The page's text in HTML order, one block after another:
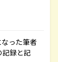
った筆者
記録と記